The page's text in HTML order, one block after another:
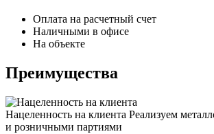
Оплата на расчетный счет
Наличными в офисе
На объекте
Преимущества
Нацеленность на клиента Реализуем
и розничными партиями